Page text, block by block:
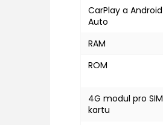
CarPlay a Android
Auto
RAM
ROM
4G modul pro SIM
kartu